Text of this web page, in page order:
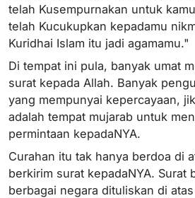
telah Kusempurnakan untuk
telah Kucukupkan kepadamu
Kuridhai Islam itu jadi agamamu."
Di tempat ini pula, banyak umat
surat kepada Allah. Banyak
yang mempunyai kepercayaan,
adalah tempat mujarab untuk
permintaan kepadaNYA.
Curahan itu tak hanya berdoa di
berkirim surat kepadaNYA. Surat
berbagai negara dituliskan di